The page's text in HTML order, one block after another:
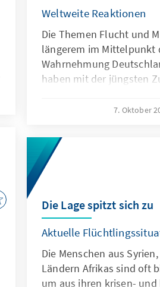
Weltweite Reaktionen
Die Themen Flucht und
längerem im Mittelpunkt
Wahrnehmung
haben mit der jüngsten
entwickelt. Die Konrad-
Regionen der Welt
eigenen Erfahrungen es
haben unsere
Tenor politischer
Mitgliedsstaaten der EU
eingefangen.
7. Oktober
Die Lage spitzt sich zu
Aktuelle
Die Menschen aus
Ländern Afrikas sind oft
um aus ihren krisen-